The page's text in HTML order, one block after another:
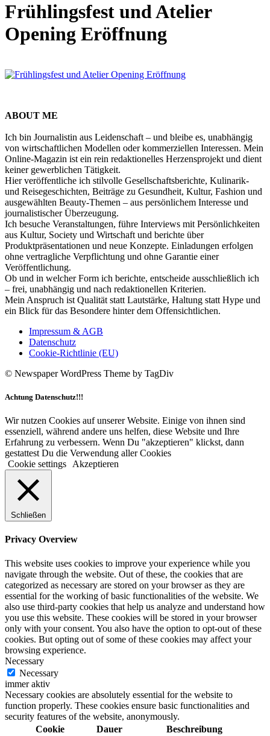
Frühlingsfest und Atelier
Opening Eröffnung
ABOUT ME
Ich bin Journalistin aus Leidenschaft – und bleibe es, unabhängig
von wirtschaftlichen Modellen oder kommerziellen Interessen. Mein
Online-Magazin ist ein rein redaktionelles Herzensprojekt und dient
keiner gewerblichen Tätigkeit.
Hier veröffentliche ich stilvolle Gesellschaftsberichte, Kulinarik-
und Reisegeschichten, Beiträge zu Gesundheit, Kultur, Fashion und
ausgewählten Beauty-Themen – aus persönlichem Interesse und
journalistischer Überzeugung.
Ich besuche Veranstaltungen, führe Interviews mit Persönlichkeiten
aus Kultur, Society und Wirtschaft und berichte über
Produktpräsentationen und neue Konzepte. Einladungen erfolgen
ohne vertragliche Verpflichtung und ohne Garantie einer
Veröffentlichung.
Ob und in welcher Form ich berichte, entscheide ausschließlich ich
– frei, unabhängig und nach redaktionellen Kriterien.
Mein Anspruch ist Qualität statt Lautstärke, Haltung statt Hype und
ein Blick für das Besondere hinter dem Offensichtlichen.
Impressum & AGB
Datenschutz
Cookie-Richtlinie (EU)
© Newspaper WordPress Theme by TagDiv
Achtung Datenschutz!!!
Wir nutzen Cookies auf unserer Website. Einige von ihnen sind
essenziell, während andere uns helfen, diese Website und Ihre
Erfahrung zu verbessern. Wenn Du "akzeptieren" klickst, dann
gestattest Du die Verwendung aller Cookies
Cookie settings
Akzeptieren
Schließen
Privacy Overview
This website uses cookies to improve your experience while you
navigate through the website. Out of these, the cookies that are
categorized as necessary are stored on your browser as they are
essential for the working of basic functionalities of the website. We
also use third-party cookies that help us analyze and understand how
you use this website. These cookies will be stored in your browser
only with your consent. You also have the option to opt-out of these
cookies. But opting out of some of these cookies may affect your
browsing experience.
Necessary
Necessary
immer aktiv
Necessary cookies are absolutely essential for the website to
function properly. These cookies ensure basic functionalities and
security features of the website, anonymously.
Cookie
Dauer Beschreibung